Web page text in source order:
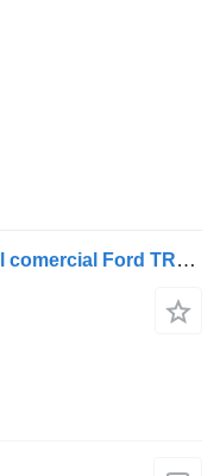
Far 92VB13005AB pentru vehicul comercial Ford TRANSIT Autocarro (E_ _) | 94 - 00